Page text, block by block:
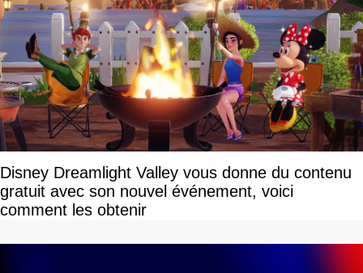
Disney Dreamlight Valley vous donne du contenu
gratuit avec son nouvel événement, voici
comment les obtenir